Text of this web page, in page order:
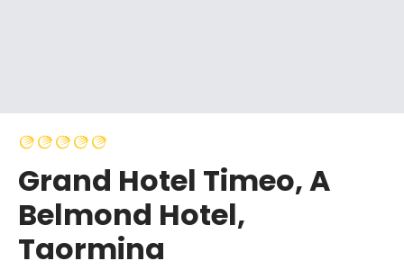
Grand Hotel Timeo, A
Belmond Hotel,
Taormina